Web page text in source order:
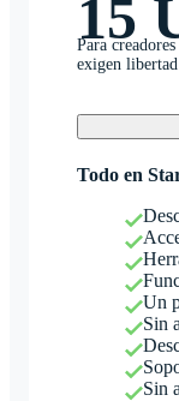
15
Para
exigen
Todo en
Un
Sin
Sin